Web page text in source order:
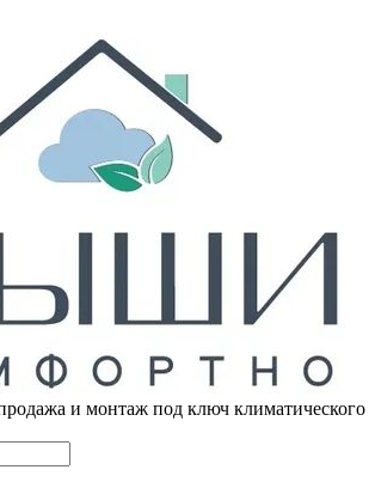
и монтаж под ключ климатического